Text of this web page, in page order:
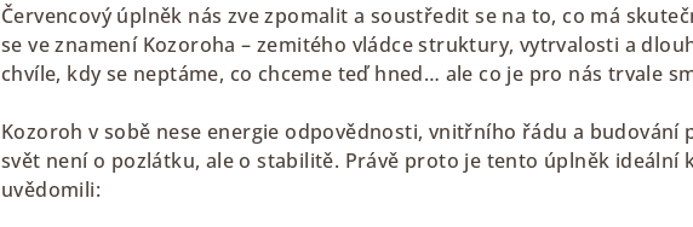
Červencový úplněk nás zve zpomalit a soustředit se na to, co má
se ve znamení Kozoroha – zemitého vládce struktury, vytrvalosti a
chvíle, kdy se neptáme, co chceme teď hned… ale co je pro nás trvale
Kozoroh v sobě nese energie odpovědnosti, vnitřního řádu a budování
svět není o pozlátku, ale o stabilitě. Právě proto je tento úplněk ideální
uvědomili: